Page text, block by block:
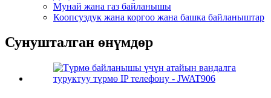
Мунай жана газ байланышы
Коопсуздук жана коргоо жана башка байланыштар
Сунушталган өнүмдөр